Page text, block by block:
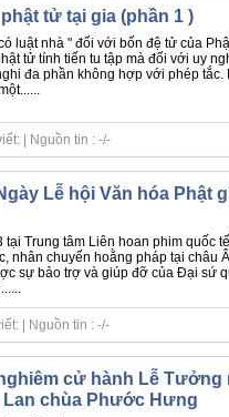
tử tại gia (phần 1 )
luật nhà " đối với bốn đệ tử của
tử tính tiến tu tập mà đối với uy
đa phần không hợp với phép tắc.
| Nguồn tin : -/-
Lễ hội Văn hóa Phật
Trung tâm Liên hoan phim quốc
nhân chuyến hoằng pháp tại châu
sự bảo trợ và giúp đỡ của Đại sứ
| Nguồn tin : -/-
cử hành Lễ Tưởng
Lan chùa Phước Hưng